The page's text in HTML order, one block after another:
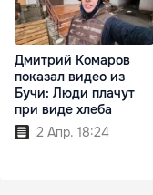
Дмитрий Комаров
показал видео из
Бучи: Люди плачут
при виде хлеба
2 Апр. 18:24